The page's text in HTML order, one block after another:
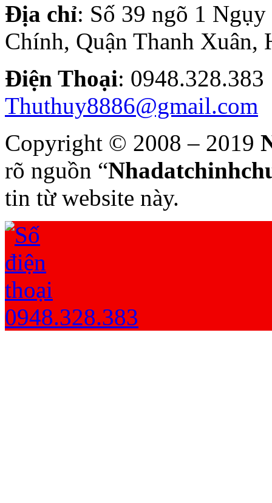
Địa chỉ: Số 39 ngõ 1
Chính, Quận Thanh Xuân,
Điện Thoại:
Thuthuy8886@gmail.com
Copyright © 2008 – 2019
rõ nguồn “
tin từ website này.
0948.328.383